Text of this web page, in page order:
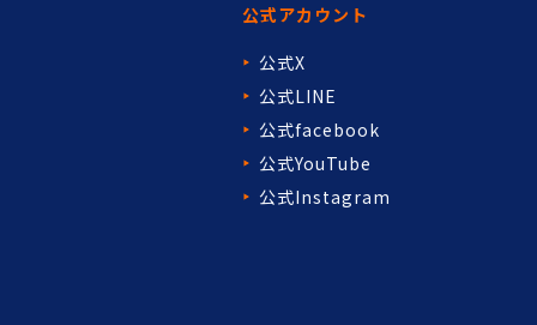
公式アカウント
公式X
公式LINE
公式facebook
公式YouTube
公式Instagram